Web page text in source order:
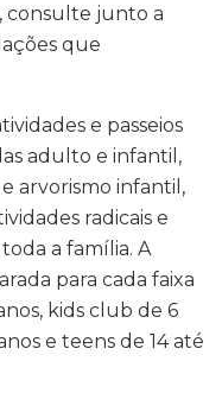
consulte junto a
que
e passeios
adulto e infantil,
arvorismo infantil,
radicais e
a família. A
para cada faixa
kids club de 6
e teens de 14 até